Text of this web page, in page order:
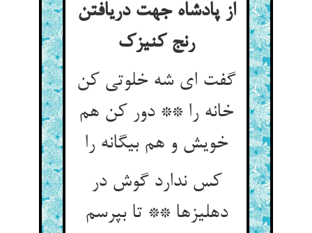
از پادشاه جهت دریافتن
گفت ای شه خلوتی کن
خانه را ** دور کن هم
خویش و هم بیگانه را
کس ندارد گوش در
دهلیزها ** تا بپرسم